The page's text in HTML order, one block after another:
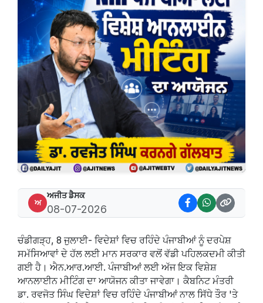
ਅ
ਅਜੀਤ ਡੈਸਕ
08-07-2026
ਚੰਡੀਗੜ੍ਹ, 8 ਜੁਲਾਈ- ਵਿਦੇਸ਼ਾਂ ਵਿਚ ਰਹਿੰਦੇ ਪੰਜਾਬੀਆਂ ਨੂੰ ਦਰਪੇਸ਼
ਸਮੱਸਿਆਵਾਂ ਦੇ ਹੱਲ ਲਈ ਮਾਨ ਸਰਕਾਰ ਵਲੋਂ ਵੱਡੀ ਪਹਿਲਕਦਮੀ ਕੀਤੀ
ਗਈ ਹੈ। ਐਨ.ਆਰ.ਆਈ. ਪੰਜਾਬੀਆਂ ਲਈ ਅੱਜ ਇਕ ਵਿਸ਼ੇਸ਼
ਆਨਲਾਈਨ ਮੀਟਿੰਗ ਦਾ ਆਯੋਜਨ ਕੀਤਾ ਜਾਵੇਗਾ। ਕੈਬਨਿਟ ਮੰਤਰੀ
ਡਾ. ਰਵਜੋਤ ਸਿੰਘ ਵਿਦੇਸ਼ਾਂ ਵਿਚ ਰਹਿੰਦੇ ਪੰਜਾਬੀਆਂ ਨਾਲ ਸਿੱਧੇ ਤੌਰ 'ਤੇ